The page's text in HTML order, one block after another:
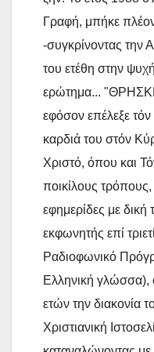
Γραφή, μπήκε
-συγκρίνοντας την
του ετέθη στην
ερώτημα...
εφόσον επέλεξε
καρδιά του στόν
Χριστό, όπου και
ποικίλους
εφημερίδες με δική
εκφωνητής επί
Ραδιοφωνικό
Ελληνική γλώσσα),
ετών την διακονία
Χριστιανική